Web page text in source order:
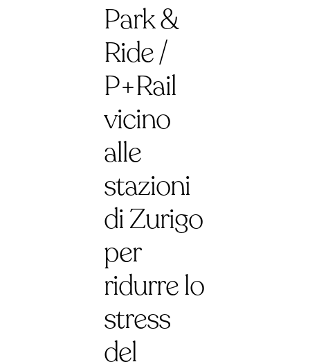
Park &
Ride /
P+Rail
vicino
alle
stazioni
di Zurigo
per
ridurre lo
stress
del